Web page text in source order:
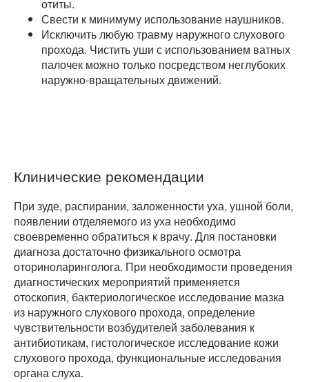
отиты.
Свести к минимуму использование наушников.
Исключить любую травму наружного слухового
прохода. Чистить уши с использованием ватных
палочек можно только посредством неглубоких
наружно-вращательных движений.
Клинические рекомендации
При зуде, распирании, заложенности уха, ушной боли,
появлении отделяемого из уха необходимо
своевременно обратиться к врачу. Для постановки
диагноза достаточно физикального осмотра
оториноларинголога. При необходимости проведения
диагностических мероприятий применяется
отоскопия, бактериологическое исследование мазка
из наружного слухового прохода, определение
чувствительности возбудителей заболевания к
антибиотикам, гистологическое исследование кожи
слухового прохода, функциональные исследования
органа слуха.